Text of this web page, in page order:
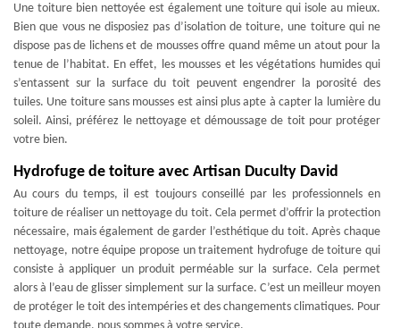
Une toiture bien nettoyée est également une toiture qui isole au mieux.
Bien que vous ne disposiez pas d’isolation de toiture, une toiture qui ne
dispose pas de lichens et de mousses offre quand même un atout pour la
tenue de l’habitat. En effet, les mousses et les végétations humides qui
s’entassent sur la surface du toit peuvent engendrer la porosité des
tuiles. Une toiture sans mousses est ainsi plus apte à capter la lumière du
soleil. Ainsi, préférez le nettoyage et démoussage de toit pour protéger
votre bien.
Hydrofuge de toiture avec Artisan Duculty David
Au cours du temps, il est toujours conseillé par les professionnels en
toiture de réaliser un nettoyage du toit. Cela permet d’offrir la protection
nécessaire, mais également de garder l’esthétique du toit. Après chaque
nettoyage, notre équipe propose un traitement hydrofuge de toiture qui
consiste à appliquer un produit perméable sur la surface. Cela permet
alors à l’eau de glisser simplement sur la surface. C’est un meilleur moyen
de protéger le toit des intempéries et des changements climatiques. Pour